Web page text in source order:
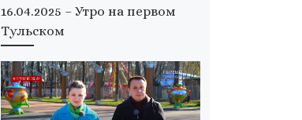
16.04.2025 – Утро на первом
Тульском